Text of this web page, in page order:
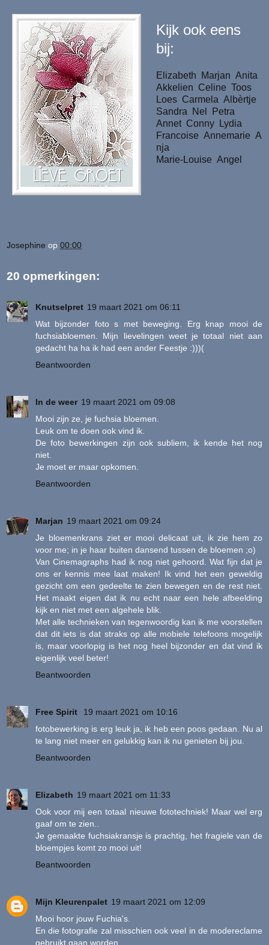
Kijk ook eens
bij:
Elizabeth Marjan Anita
Akkelien Celine Toos
Loes Carmela Albèrtje
Sandra
Nel
Petra
Annet Conny
Lydia
Francoise Annemarie A
nja
Marie-Louise Angel
Josephine op 00:00
20 opmerkingen:
Knutselpret 19 maart 2021 om 06:11
Wat bijzonder foto s met beweging. Erg knap mooi de
fuchsiabloemen. Mijn lievelingen weet je totaal niet aan
gedacht ha ha ik had een ander Feestje :)))(
Beantwoorden
In de weer 19 maart 2021 om 09:08
Mooi zijn ze, je fuchsia bloemen.
Leuk om te doen ook vind ik.
De foto bewerkingen zijn ook subliem, ik kende het nog
niet.
Je moet er maar opkomen.
Beantwoorden
Marjan 19 maart 2021 om 09:24
Je bloemenkrans ziet er mooi delicaat uit, ik zie hem zo
voor me; in je haar buiten dansend tussen de bloemen ;o)
Van Cinemagraphs had ik nog niet gehoord. Wat fijn dat je
ons er kennis mee laat maken! Ik vind het een geweldig
gezicht om een gedeelte te zien bewegen en de rest niet.
Het maakt eigen dat ik nu echt naar een hele afbeelding
kijk en niet met een algehele blik.
Met alle technieken van tegenwoordig kan ik me voorstellen
dat dit iets is dat straks op alle mobiele telefoons mogelijk
is, maar voorlopig is het nog heel bijzonder en dat vind ik
eigenlijk veel beter!
Beantwoorden
Free Spirit
19 maart 2021 om 10:16
fotobewerking is erg leuk ja, ik heb een poos gedaan. Nu al
te lang niet meer en gelukkig kan ik nu genieten bij jou.
Beantwoorden
Elizabeth 19 maart 2021 om 11:33
Ook voor mij een totaal nieuwe fototechniek! Maar wel erg
gaaf om te zien..
Je gemaakte fuchsiakransje is prachtig, het fragiele van de
bloempjes komt zo mooi uit!
Beantwoorden
Mijn Kleurenpalet 19 maart 2021 om 12:09
Mooi hoor jouw Fuchia's.
En die fotografie zal misschien ook veel in de modereclame
gebruikt gaan worden.